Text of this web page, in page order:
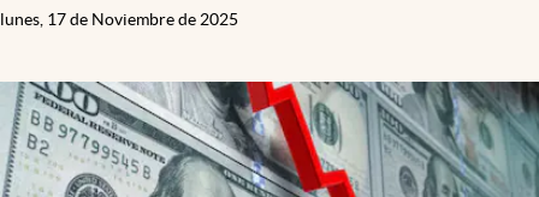
lunes, 17 de Noviembre de 2025